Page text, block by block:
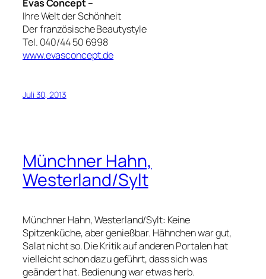
Evas Concept –
Ihre Welt der Schönheit
Der französische Beautystyle
Tel. 040/44 50 6998
www.evasconcept.de
Juli 30, 2013
Münchner Hahn,
Westerland/Sylt
Münchner Hahn, Westerland/Sylt: Keine
Spitzenküche, aber genießbar. Hähnchen war gut,
Salat nicht so. Die Kritik auf anderen Portalen hat
vielleicht schon dazu geführt, dass sich was
geändert hat. Bedienung war etwas herb.